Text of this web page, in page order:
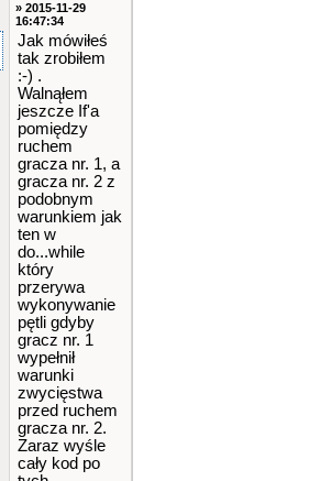
» 2015-11-29
16:47:34
Jak mówiłeś
tak zrobiłem
:-) .
Walnąłem
jeszcze If'a
pomiędzy
ruchem
gracza nr. 1, a
gracza nr. 2 z
podobnym
warunkiem jak
ten w
do...while
który
przerywa
wykonywanie
pętli gdyby
gracz nr. 1
wypełnił
warunki
zwycięstwa
przed ruchem
gracza nr. 2.
Zaraz wyśle
cały kod po